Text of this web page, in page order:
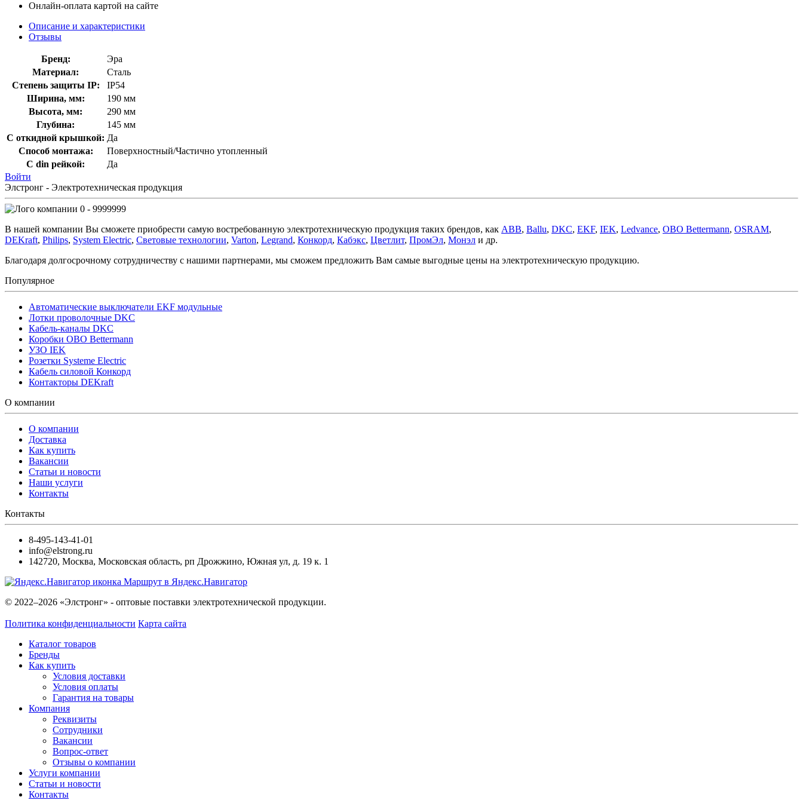
Онлайн-оплата картой на сайте
Описание и характеристики
Отзывы
Бренд:
Эра
Материал:
Сталь
Степень защиты IP:
IP54
Ширина, мм:
190 мм
Высота, мм:
290 мм
Глубина:
145 мм
С откидной крышкой: Да
Способ монтажа:
Поверхностный/Частично утопленный
С din рейкой:
Да
Войти
Элстронг - Электротехническая продукция
0 - 9999999
В нашей компании Вы сможете приобрести самую востребованную электротехническую продукция таких брендов, как ABB, Ballu, DKC, EKF, IEK, Ledvance, OBO Bettermann, OSRAM,
DEKraft, Philips, System Electric, Световые технологии, Varton, Legrand, Конкорд, Кабэкс, Цветлит, ПромЭл, Монэл и др.
Благодаря долгосрочному сотрудничеству с нашими партнерами, мы сможем предложить Вам самые выгодные цены на электротехническую продукцию.
Популярное
Автоматические выключатели EKF модульные
Лотки проволочные DKC
Кабель-каналы DKC
Коробки OBO Bettermann
УЗО IEK
Розетки Systeme Electric
Кабель силовой Конкорд
Контакторы DEKraft
О компании
О компании
Доставка
Как купить
Вакансии
Статьи и новости
Наши услуги
Контакты
Контакты
8-495-143-41-01
info@elstrong.ru
142720, Москва, Московская область, рп Дрожжино, Южная ул, д. 19 к. 1
Маршрут в Яндекс.Навигатор
© 2022–2026 «Элстронг» - оптовые поставки электротехнической продукции.
Политика конфиденциальности Карта сайта
Каталог товаров
Бренды
Как купить
Условия доставки
Условия оплаты
Гарантия на товары
Компания
Реквизиты
Сотрудники
Вакансии
Вопрос-ответ
Отзывы о компании
Услуги компании
Статьи и новости
Контакты